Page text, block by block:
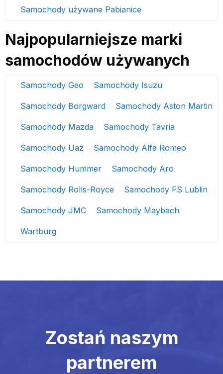
Samochody używane Pabianice
Najpopularniejsze marki
samochodów używanych
Samochody Geo Samochody Isuzu
Samochody Borgward Samochody Aston Martin
Samochody Mazda Samochody Tavria
Samochody Uaz Samochody Alfa Romeo
Samochody Hummer Samochody Aro
Samochody Rolls-Royce Samochody FS Lublin
Samochody JMC Samochody Maybach
Wartburg
Zostań naszym
partnerem